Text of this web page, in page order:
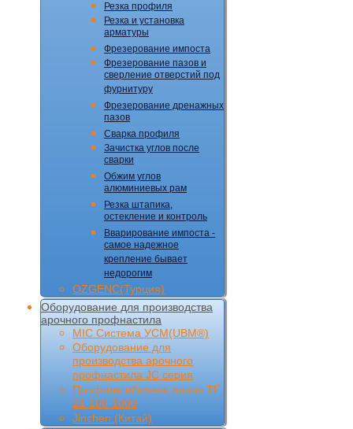
Резка профиля
Резка и установка
арматуры
Фрезерование импоста
Фрезерование пазов и
сверление отверстий под
фурнитуру
Фрезерование дренажных
пазов
Сварка профиля
Зачистка углов после
сварки
Обжим углов
алюминиевых рам
Резка штапика,
остекление и контроль
Вварирование импоста -
самое надежное
крепление бывает
недорогим
OZGENC(Турция)
Оборудование для производства
арочного профнастила
MIC Cистема УCM(UBM®)
Оборудование для
производства арочного
профнастила JC серия
Профилегибочная линия TF
21-100-1000
Jinchen (Китай)